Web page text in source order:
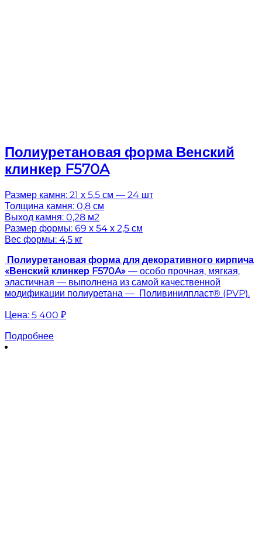
Полиуретановая форма Венский
клинкер F570A
Размер камня: 21 х 5,5 см — 24 шт
Толщина камня: 0,8 см
Выход камня: 0,28 м2
Размер формы: 69 х 54 х 2,5 см
Вес формы: 4,5 кг
Полиуретановая форма для декоративного кирпича
«Венский клинкер F570A» — особо прочная, мягкая,
эластичная — выполнена из самой качественной
модификации полиуретана — Поливинилпласт® (PVP).
Цена: 5 400 ₽
Подробнее